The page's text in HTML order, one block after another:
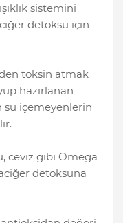
sistemini
detoksu için
toksin atmak
hazırlanan
su içemeyenlerin
ceviz gibi Omega
detoksuna